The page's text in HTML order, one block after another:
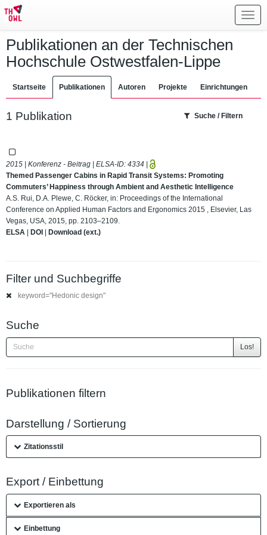
Publikationen an der Technischen
Hochschule Ostwestfalen-Lippe
Startseite Publikationen Autoren Projekte Einrichtungen
1 Publikation Suche / Filtern
2015 | Konferenz - Beitrag | ELSA-ID: 4334 |
Themed Passenger Cabins in Rapid Transit Systems: Promoting
Commuters’ Happiness through Ambient and Aesthetic Intelligence
A.S. Rui, D.A. Plewe, C. Röcker, in: Proceedings of the International
Conference on Applied Human Factors and Ergonomics 2015 , Elsevier, Las
Vegas, USA, 2015, pp. 2103–2109.
ELSA | DOI | Download (ext.)
Filter und Suchbegriffe
keyword="Hedonic design"
Suche
Los!
Publikationen filtern
Darstellung / Sortierung
Zitationsstil
Export / Einbettung
Exportieren als
Einbettung